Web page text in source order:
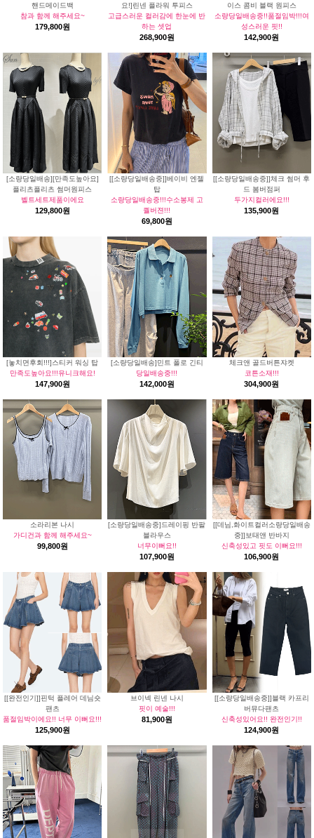
핸드메이드백
참과 함께 해주세요~
179,800원
요!]린넨 플라워 투피스
고급스러운 컬러감에 한눈에 반
하는 셋업
268,900원
이스 콤비 블랙 원피스
소량당일배송중!!품절임박!!!여
성스러운 핏!!
142,900원
[소량당일배송][만족도높아요]
플리츠플리츠 썸머원피스
벨트세트제품이에요
129,800원
[[소량당일배송중]]베이비 엔젤
탑
소량당일배송중!!!수소봉제 고
퀄버젼!!!
69,800원
[[소량당일배송중]]체크 썸머 후
드 봄버점퍼
두가지컬러에요!!!
135,900원
[놓치면후회!!!]스티커 워싱 탑
만족도높아요!!!유니크해요!
147,900원
[소량당일배송]민트 폴로 긴티
당일배송중!!!
142,000원
체크앤 골드버튼쟈켓
코튼소재!!!
304,900원
소라리본 나시
가디건과 함께 해주세요~
99,800원
[소량당일배송중]드레이핑 반팔
블라우스
너무이뻐요!!
107,900원
[[데님,화이트컬러소량당일배송
중]]보태앤 반바지
신축성있고 핏도 이뻐요!!!
106,900원
[[완전인기]]핀턱 플레어 데님숏
팬츠
품절임박이에요!! 너무 이뻐요!!!
125,900원
브이넥 린넨 나시
핏이 예술!!!
81,900원
[[소량당일배송중]]블랙 카프리
버뮤다팬츠
신축성있어요!! 완전인기!!
124,900원